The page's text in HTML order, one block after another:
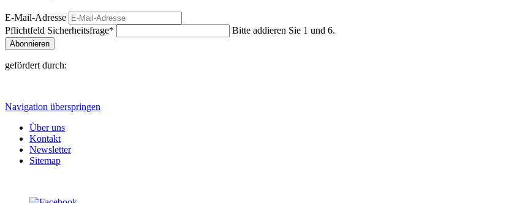
E-Mail-Adresse
Pflichtfeld Sicherheitsfrage* Bitte addieren Sie 1 und 6.
Abonnieren
gefördert durch:
Navigation überspringen
Über uns
Kontakt
Newsletter
Sitemap